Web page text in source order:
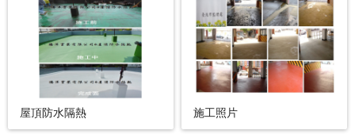
屋頂防水隔熱 施工照片